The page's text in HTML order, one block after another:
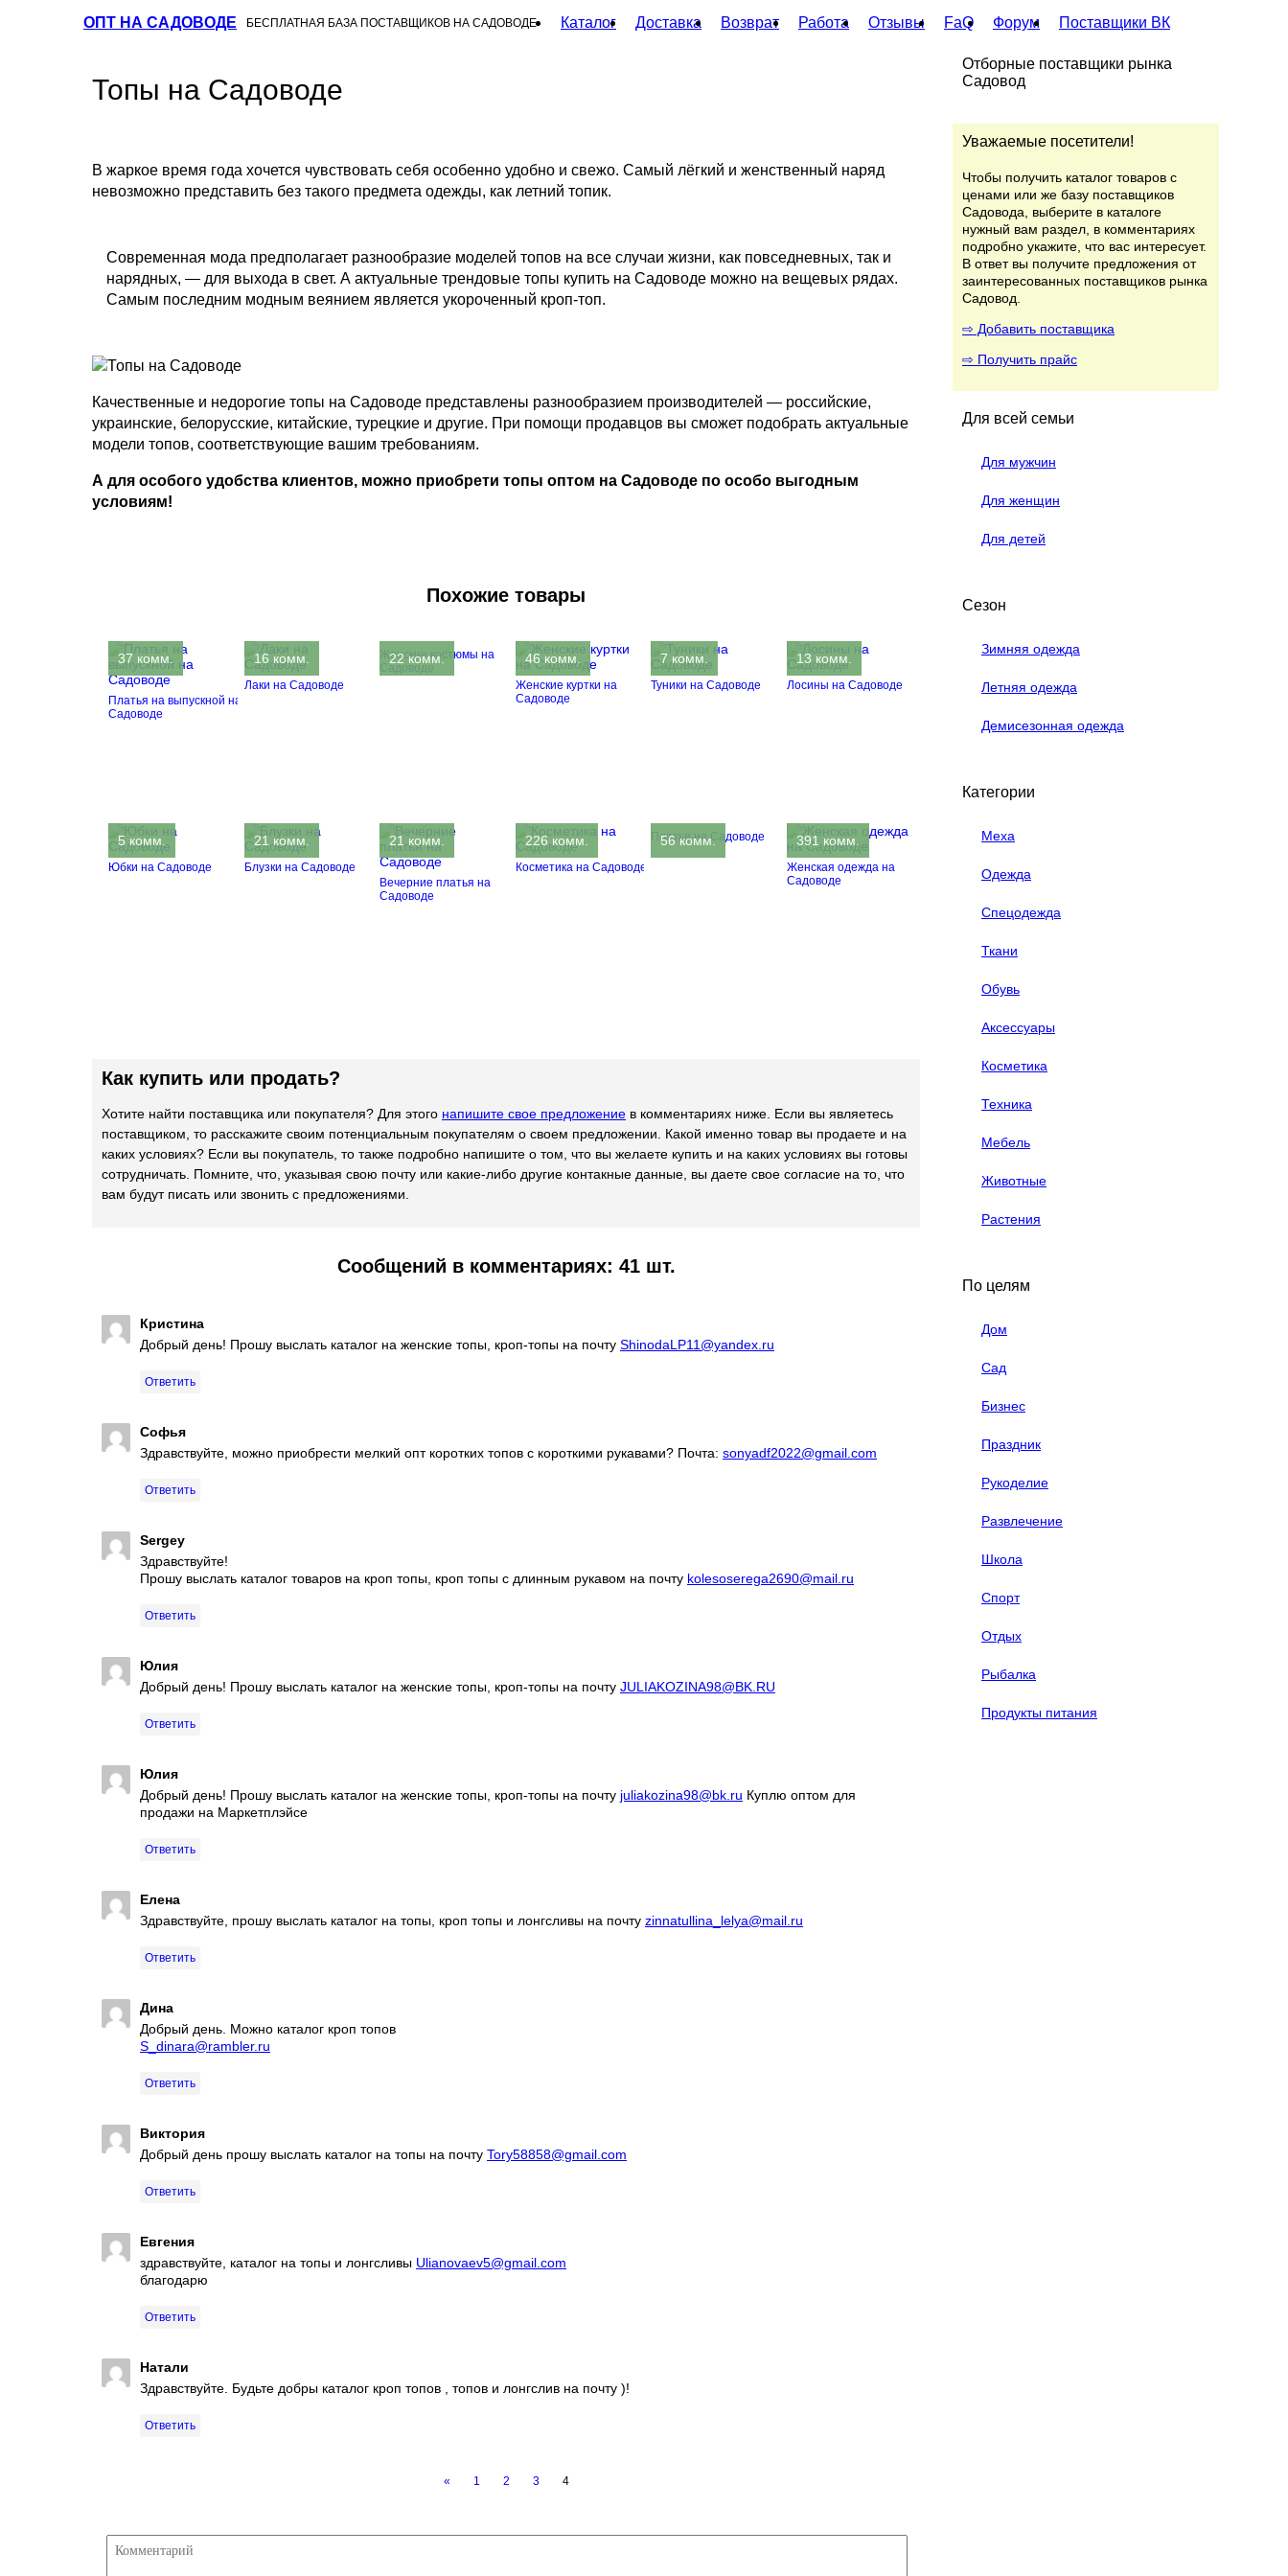
ОПТ НА САДОВОДЕ БЕСПЛАТНАЯ БАЗА ПОСТАВЩИКОВ НА САДОВОДЕ Каталог Доставка Возврат Работа Отзывы FaQ Форум Поставщики ВК
Топы на Садоводе
В жаркое время года хочется чувствовать себя особенно удобно и свежо. Самый лёгкий и женственный наряд
невозможно представить без такого предмета одежды, как летний топик.
Современная мода предполагает разнообразие моделей топов на все случаи жизни, как повседневных, так и
нарядных, — для выхода в свет. А актуальные трендовые топы купить на Садоводе можно на вещевых рядах.
Самым последним модным веянием является укороченный кроп-топ.
Качественные и недорогие топы на Садоводе представлены разнообразием производителей — российские,
украинские, белорусские, китайские, турецкие и другие. При помощи продавцов вы сможет подобрать актуальные
модели топов, соответствующие вашим требованиям.
А для особого удобства клиентов, можно приобрети топы оптом на Садоводе по особо выгодным
условиям!
Похожие товары
37 комм.
Платья на выпускной на
Садоводе
16 комм.
Лаки на Садоводе
22 комм.
Женские костюмы на
Садоводе
46 комм.
Женские куртки на
Садоводе
7 комм.
Туники на Садоводе
13 комм.
Лосины на Садоводе
5 комм.
Юбки на Садоводе
21 комм.
Блузки на Садоводе
21 комм.
Вечерние платья на
Садоводе
226 комм.
Косметика на Садоводе
56 комм.
Платья на Садоводе 391 комм.
Женская одежда на
Садоводе
Как купить или продать?
Хотите найти поставщика или покупателя? Для этого напишите свое предложение в комментариях ниже. Если вы являетесь
поставщиком, то расскажите своим потенциальным покупателям о своем предложении. Какой именно товар вы продаете и на
каких условиях? Если вы покупатель, то также подробно напишите о том, что вы желаете купить и на каких условиях вы готовы
сотрудничать. Помните, что, указывая свою почту или какие-либо другие контакные данные, вы даете свое согласие на то, что
вам будут писать или звонить с предложениями.
Сообщений в комментариях: 41 шт.
Кристина
Добрый день! Прошу выслать каталог на женские топы, кроп-топы на почту ShinodaLP11@yandex.ru
Ответить
Софья
Здравствуйте, можно приобрести мелкий опт коротких топов с короткими рукавами? Почта: sonyadf2022@gmail.com
Ответить
Sergey
Здравствуйте!
Прошу выслать каталог товаров на кроп топы, кроп топы с длинным рукавом на почту kolesoserega2690@mail.ru
Ответить
Юлия
Добрый день! Прошу выслать каталог на женские топы, кроп-топы на почту JULIAKOZINA98@BK.RU
Ответить
Юлия
Добрый день! Прошу выслать каталог на женские топы, кроп-топы на почту juliakozina98@bk.ru Куплю оптом для
продажи на Маркетплэйсе
Ответить
Елена
Здравствуйте, прошу выслать каталог на топы, кроп топы и лонгсливы на почту zinnatullina_lelya@mail.ru
Ответить
Дина
Добрый день. Можно каталог кроп топов
S_dinara@rambler.ru
Ответить
Виктория
Добрый день прошу выслать каталог на топы на почту Tory58858@gmail.com
Ответить
Евгения
здравствуйте, каталог на топы и лонгсливы Ulianovaev5@gmail.com
благодарю
Ответить
Натали
Здравствуйте. Будьте добры каталог кроп топов , топов и лонгслив на почту )!
Ответить
« 1 2 3 4
Отборные поставщики рынка
Садовод
Уважаемые посетители!
Чтобы получить каталог товаров с
ценами или же базу поставщиков
Садовода, выберите в каталоге
нужный вам раздел, в комментариях
подробно укажите, что вас интересует.
В ответ вы получите предложения от
заинтересованных поставщиков рынка
Садовод.
⇨ Добавить поставщика
⇨ Получить прайс
Для всей семьи
Для мужчин
Для женщин
Для детей
Сезон
Зимняя одежда
Летняя одежда
Демисезонная одежда
Категории
Меха
Одежда
Спецодежда
Ткани
Обувь
Аксессуары
Косметика
Техника
Мебель
Животные
Растения
По целям
Дом
Сад
Бизнес
Праздник
Рукоделие
Развлечение
Школа
Спорт
Отдых
Рыбалка
Продукты питания